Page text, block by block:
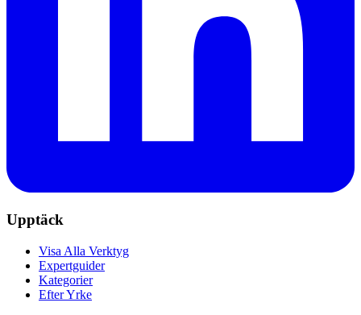
Upptäck
Visa Alla Verktyg
Expertguider
Kategorier
Efter Yrke